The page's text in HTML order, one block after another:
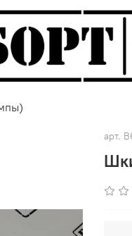
арт.